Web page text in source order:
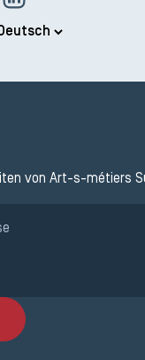
von Art-s-métiers